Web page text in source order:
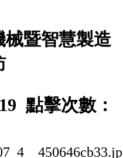
械暨智慧製造
點擊次數：